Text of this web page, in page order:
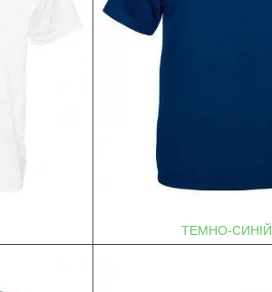
ТЕМНО-СИНІЙ